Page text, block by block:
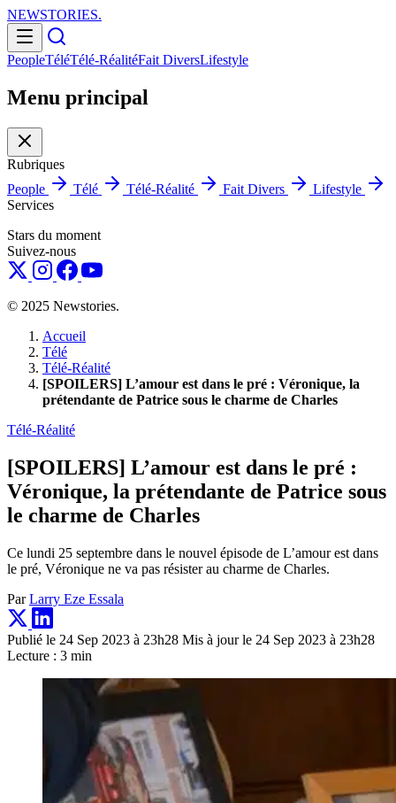
NEWSTORIES.
PeopleTéléTélé-RéalitéFait DiversLifestyle
Menu principal
Rubriques
People
Télé Télé-Réalité Fait Divers
Lifestyle
Services
Stars du moment
Suivez-nous
© 2025 Newstories.
Accueil
Télé
Télé-Réalité
[SPOILERS] L’amour est dans le pré : Véronique, la
prétendante de Patrice sous le charme de Charles
Télé-Réalité
[SPOILERS] L’amour est dans le pré :
Véronique, la prétendante de Patrice sous
le charme de Charles
Ce lundi 25 septembre dans le nouvel épisode de L’amour est dans
le pré, Véronique ne va pas résister au charme de Charles.
ParLarry Eze Essala
Publié le 24 Sep 2023 à 23h28 Mis à jour le 24 Sep 2023 à 23h28
Lecture : 3 min